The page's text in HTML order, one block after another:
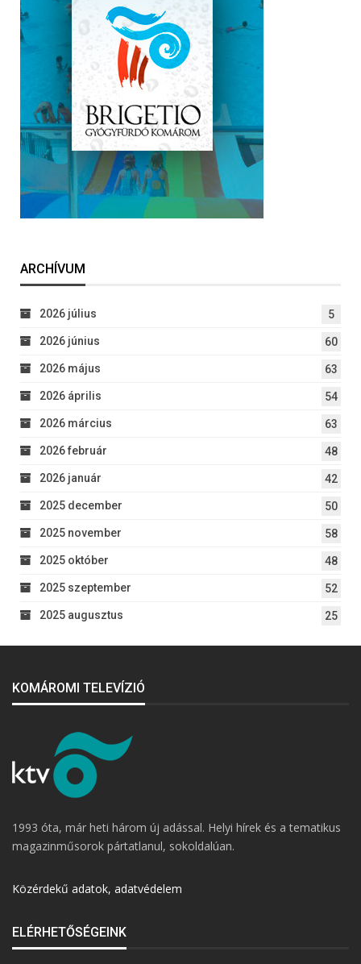
ARCHÍVUM
2026 július 5
2026 június 60
2026 május 63
2026 április 54
2026 március 63
2026 február 48
2026 január 42
2025 december 50
2025 november 58
2025 október 48
2025 szeptember 52
2025 augusztus 25
KOMÁROMI TELEVÍZIÓ
1993 óta, már heti három új adással. Helyi hírek és a tematikus
magazinműsorok pártatlanul, sokoldalúan.
Közérdekű adatok, adatvédelem
ELÉRHETŐSÉGEINK